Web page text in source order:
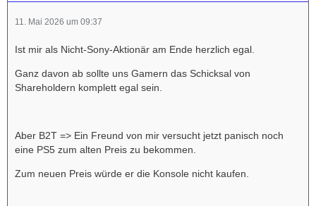
11. Mai 2026 um 09:37
Ist mir als Nicht-Sony-Aktionär am Ende herzlich egal.
Ganz davon ab sollte uns Gamern das Schicksal von
Shareholdern komplett egal sein.
Aber B2T => Ein Freund von mir versucht jetzt panisch noch
eine PS5 zum alten Preis zu bekommen.
Zum neuen Preis würde er die Konsole nicht kaufen.